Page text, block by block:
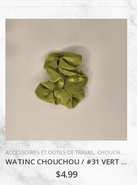
COIFFURE
ACCESSOIRES ET OUTILS DE TRAVAIL , CHOUCHOU
VAGA CHOUCHOU / #3 JAUNE
$5.99